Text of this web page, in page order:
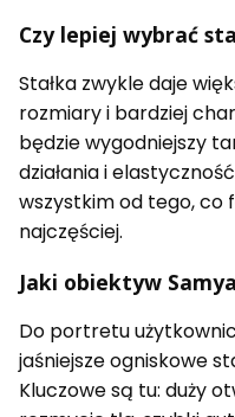
Czy lepiej wybrać
Stałka zwykle daje
rozmiary i bardziej
będzie wygodniejszy
działania i
wszystkim od tego, co
najczęściej.
Jaki obiektyw
Do portretu
jaśniejsze ogniskowe
Kluczowe są tu: duży